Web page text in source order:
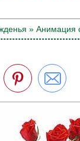
» Анимация